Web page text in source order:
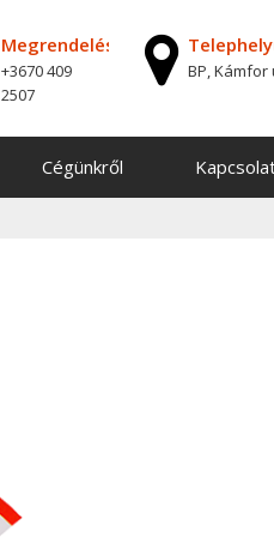
Megrendelés
+3670 409
2507
BP, Kámfor
Cégünkről